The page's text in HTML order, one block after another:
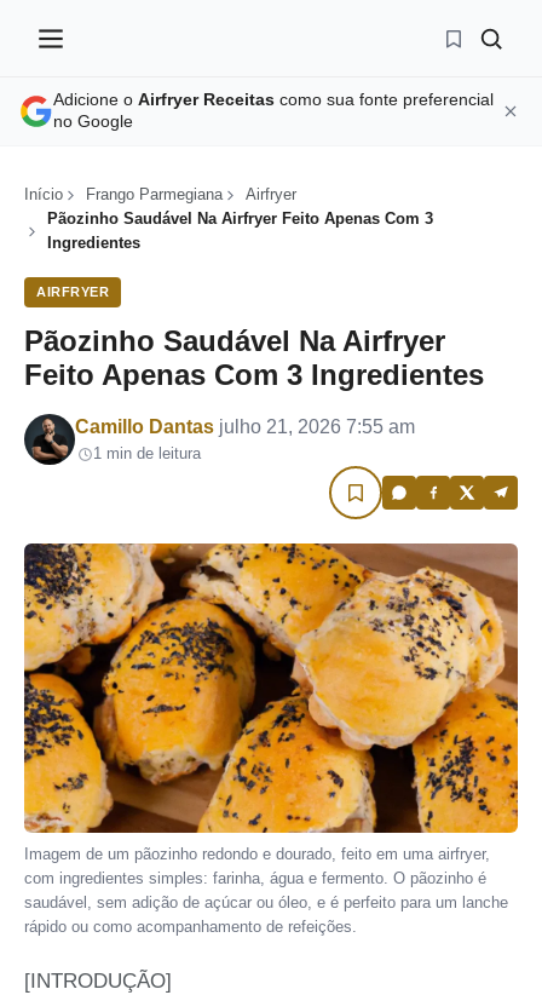
Adicione o Airfryer Receitas como sua fonte preferencial
no Google
Início Frango Parmegiana
Airfryer
Pãozinho Saudável Na Airfryer Feito Apenas Com 3
Ingredientes
AIRFRYER
Pãozinho Saudável Na Airfryer
Feito Apenas Com 3 Ingredientes
Por
Camillo Dantas julho 21, 2026 7:55 am
1 min de leitura
Imagem de um pãozinho redondo e dourado, feito em uma airfryer,
com ingredientes simples: farinha, água e fermento. O pãozinho é
saudável, sem adição de açúcar ou óleo, e é perfeito para um lanche
rápido ou como acompanhamento de refeições.
[INTRODUÇÃO]